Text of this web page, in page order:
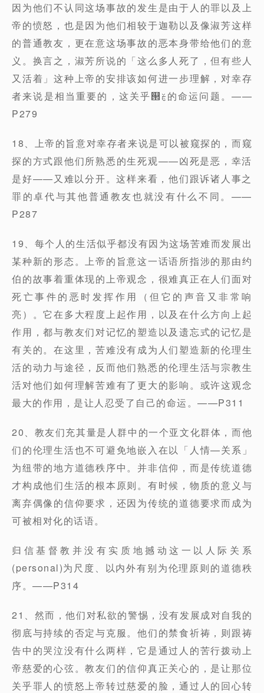
因为他们不认同这场事故的发生是由于人的罪以及上
帝的愤怒，也是因为他们相较于迦勒以及像淑芳这样
的普通教友，更在意这场事故的恶本身带给他们的意
义。换言之，淑芳所说的「这么多人死了，但有些人
又活着」这种上帝的安排该如何进一步理解，对幸存
者来说是相当重要的，这关乎୒ࣁ的命运问题。——
P279
18、上帝的旨意对幸存者来说是可以被窥探的，而窥
探的方式跟他们所熟悉的生死观——凶死是恶，幸活
是好——又难以分开。这样来看，他们跟诉诸人事之
罪的卓代与其他普通教友也就没有什么不同。——
P287
19、每个人的生活似乎都没有因为这场苦难而发展出
某种新的形态。上帝的旨意这一话语所指涉的那由约
伯的故事着重体现的上帝观念，很难真正在人们面对
死亡事件的恶时发挥作用（但它的声音又非常响
亮）。它在多大程度上起作用，以及在什么方向上起
作用，都与教友们对记忆的塑造以及遗忘式的记忆是
有关的。在这里，苦难没有成为人们塑造新的伦理生
活的动力与途径，反而他们熟悉的伦理生活与宗教生
活对他们如何理解苦难有了更大的影响。或许这观念
最大的作用，是让人忍受了自己的命运。——P311
20、教友们充其量是人群中的一个亚文化群体，而他
们的伦理生活也不可避免地嵌入在以「人情—关系」
为纽带的地方道德秩序中。并非信仰，而是传统道德
才构成他们生活的根本原则。有时候，物质的意义与
离弃偶像的信仰要求，还因为传统的道德要求而成为
可被相对化的话语。
归信基督教并没有实质地撼动这一以人际关系
(personal)为尺度、以内外有别为伦理原则的道德秩
序。——P314
21、然而，他们对私欲的警惕，没有发展成对自我的
彻底与持续的否定与克服。他们的禁食祈祷，则跟祷
告中的哭泣没有什么两样，它是通过人的苦行拨动上
帝慈爱的心弦。教友们的信仰真正关心的，是让那位
关乎罪人的愤怒上帝转过慈爱的脸，通过人的回心转